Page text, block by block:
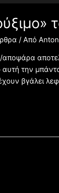
/ Από
την
βγάλει